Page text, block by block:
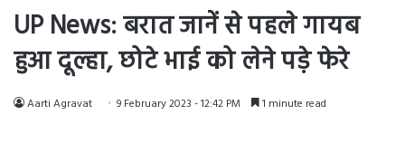
UP News: बरात जानें से पहले गायब
हुआ दूल्हा, छोटे भाई को लेने पड़े फेरे
Aarti Agravat 9 February 2023 - 12:42 PM 1 minute read